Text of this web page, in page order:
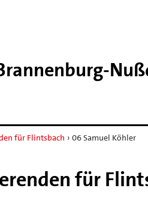
für Flintsbach › 06 Samuel Köhler
für